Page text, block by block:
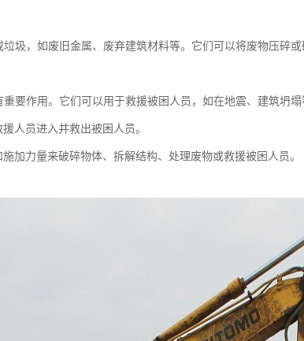
圾，如废旧金属、废弃建筑材料等。它们可以将废物压碎
要作用。它们可以用于救援被困人员，如在地震、建筑坍塌
人员进入并救出被困人员。
加力量来破碎物体、拆解结构、处理废物或救援被困人员。